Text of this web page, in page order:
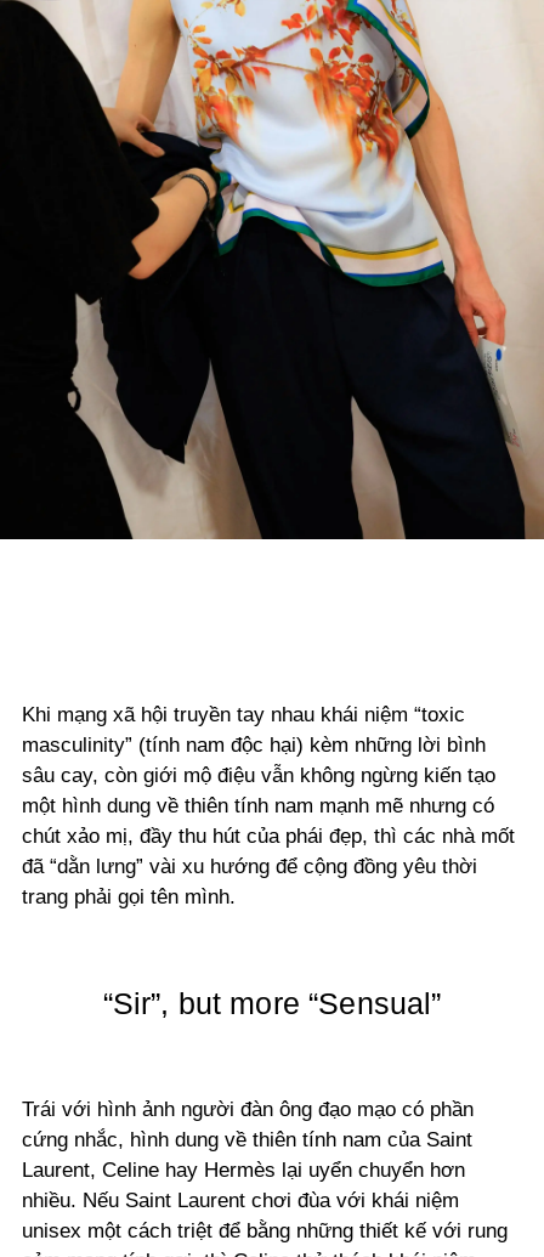
Khi mạng xã hội truyền tay nhau khái niệm “toxic
masculinity” (tính nam độc hại) kèm những lời bình
sâu cay, còn giới mộ điệu vẫn không ngừng kiến tạo
một hình dung về thiên tính nam mạnh mẽ nhưng có
chút xảo mị, đầy thu hút của phái đẹp, thì các nhà mốt
đã “dằn lưng” vài xu hướng để cộng đồng yêu thời
trang phải gọi tên mình.
“Sir”, but more “Sensual”
Trái với hình ảnh người đàn ông đạo mạo có phần
cứng nhắc, hình dung về thiên tính nam của Saint
Laurent, Celine hay Hermès lại uyển chuyển hơn
nhiều. Nếu Saint Laurent chơi đùa với khái niệm
unisex một cách triệt để bằng những thiết kế với rung